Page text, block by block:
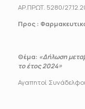
ΑΡ.ΠΡΩΤ. 5280/
Προς:
Θέμα: «Δήλωση
το έτος 2024»
Αγαπητοί